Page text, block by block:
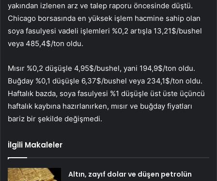
yakından izlenen arz ve talep raporu öncesinde düştü.
Chicago borsasında en yüksek işlem hacmine sahip olan
soya fasulyesi vadeli işlemleri %0,2 artışla 13,21$/bushel
veya 485,4$/ton oldu.
Mısır %0,2 düşüşle 4,95$/bushel, yani 194,9$/ton oldu.
Buğday %0,1 düşüşle 6,37$/bushel veya 234,1$/ton oldu.
Haftalık bazda, soya fasulyesi %1 düşüşle üst üste üçüncü
haftalık kaybına hazırlanırken, mısır ve buğday fiyatları
bariz bir şekilde değişmedi.
İlgili Makaleler
Altın, zayıf dolar ve düşen petrolün